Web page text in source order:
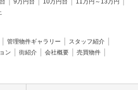
9万円台 10万円台
11万円～13万円
管理物件ギャラリー
スタッフ紹介
ン 街紹介 会社概要
売買物件